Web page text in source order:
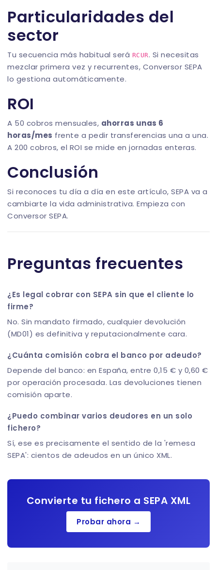
Particularidades del
sector
Tu secuencia más habitual será RCUR. Si necesitas
mezclar primera vez y recurrentes, Conversor SEPA
lo gestiona automáticamente.
ROI
A 50 cobros mensuales, ahorras unas 6
horas/mes frente a pedir transferencias una a una.
A 200 cobros, el ROI se mide en jornadas enteras.
Conclusión
Si reconoces tu día a día en este artículo, SEPA va a
cambiarte la vida administrativa. Empieza con
Conversor SEPA.
Preguntas frecuentes
¿Es legal cobrar con SEPA sin que el cliente lo
firme?
No. Sin mandato firmado, cualquier devolución
(MD01) es definitiva y reputacionalmente cara.
¿Cuánta comisión cobra el banco por adeudo?
Depende del banco: en España, entre 0,15 € y 0,60 €
por operación procesada. Las devoluciones tienen
comisión aparte.
¿Puedo combinar varios deudores en un solo
fichero?
Sí, ese es precisamente el sentido de la 'remesa
SEPA': cientos de adeudos en un único XML.
Convierte tu fichero a SEPA XML
Probar ahora →